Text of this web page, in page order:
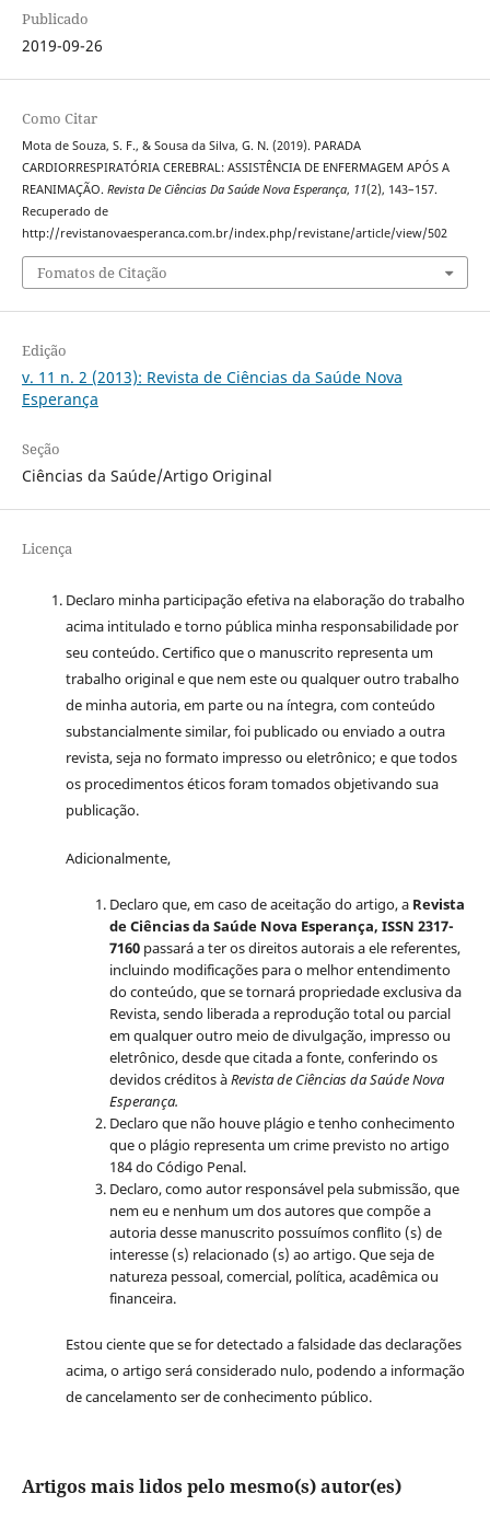
Publicado
2019-09-26
Como Citar
Mota de Souza, S. F., & Sousa da Silva, G. N. (2019). PARADA
CARDIORRESPIRATÓRIA CEREBRAL: ASSISTÊNCIA DE ENFERMAGEM APÓS A
REANIMAÇÃO. Revista De Ciências Da Saúde Nova Esperança, 11(2), 143–157.
Recuperado de
http://revistanovaesperanca.com.br/index.php/revistane/article/view/502
Fomatos de Citação
Edição
v. 11 n. 2 (2013): Revista de Ciências da Saúde Nova
Esperança
Seção
Ciências da Saúde/Artigo Original
Licença
Declaro minha participação efetiva na elaboração do trabalho
acima intitulado e torno pública minha responsabilidade por
seu conteúdo. Certifico que o manuscrito representa um
trabalho original e que nem este ou qualquer outro trabalho
de minha autoria, em parte ou na íntegra, com conteúdo
substancialmente similar, foi publicado ou enviado a outra
revista, seja no formato impresso ou eletrônico; e que todos
os procedimentos éticos foram tomados objetivando sua
publicação.
Adicionalmente,
Declaro que, em caso de aceitação do artigo, a Revista
de Ciências da Saúde Nova Esperança, ISSN 2317-
7160passará a ter os direitos autorais a ele referentes,
incluindo modificações para o melhor entendimento
do conteúdo, que se tornará propriedade exclusiva da
Revista, sendo liberada a reprodução total ou parcial
em qualquer outro meio de divulgação, impresso ou
eletrônico, desde que citada a fonte, conferindo os
devidos créditos àRevista de Ciências da Saúde Nova
Esperança.
Declaro que não houve plágio e tenho conhecimento
que o plágio representa um crime previsto no artigo
184 do Código Penal.
Declaro, como autor responsável pela submissão, que
nem eu e nenhum um dos autores que compõe a
autoria desse manuscrito possuímos conflito (s) de
interesse (s) relacionado (s) ao artigo. Que seja de
natureza pessoal, comercial, política, acadêmica ou
financeira.
Estou ciente que se for detectado a falsidade das declarações
acima, o artigo será considerado nulo, podendo a informação
de cancelamento ser de conhecimento público.
Artigos mais lidos pelo mesmo(s) autor(es)